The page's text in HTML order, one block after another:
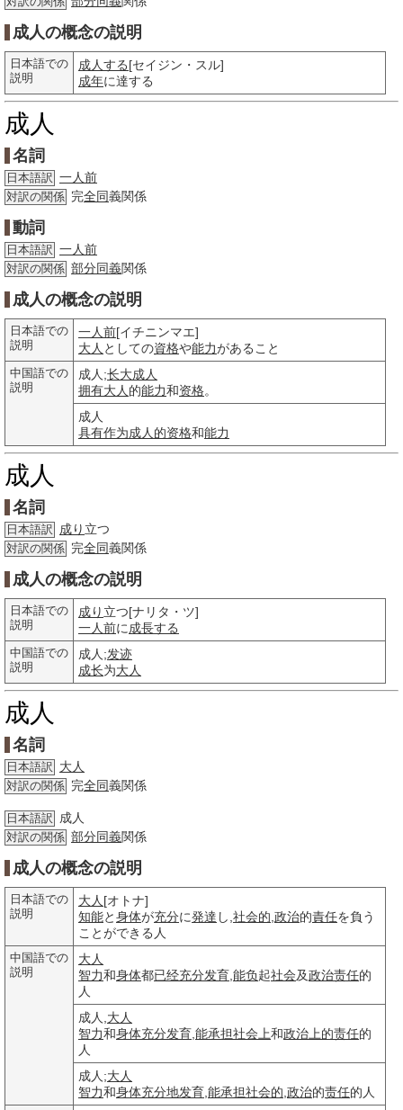
成人の概念の説明
日本語での
説明
成人する[セイジン・スル]
成年に達する
成人
名詞
日本語訳 一人前
対訳の関係 完全同義関係
動詞
日本語訳 一人前
対訳の関係 部分同義関係
成人の概念の説明
日本語での
説明
一人前[イチニンマエ]
大人 としての資格や能力があること
中国語での
説明
成人;长大成人
拥有大人 的能力和资格。
成人
具有作为成人的资格和能力
成人
名詞
日本語訳 成り 立つ
対訳の関係 完全同義関係
成人の概念の説明
日本語での
説明
成り 立つ[ナリタ・ツ]
一人前に成長する
中国語での
説明
成人;发迹
成长为大人
成人
名詞
日本語訳 大人
対訳の関係 完全同義関係
日本語訳 成人
対訳の関係 部分同義関係
成人の概念の説明
日本語での
説明
大人 [オトナ]
知能と身体が充分に発達 し, 社会的 政治的責任を負う
ことができる人
中国語での
説明
大人
智力和身体都已经充分发育 能负起社会及政治责任的
人
成人, 大人
智力和身体充分发育 能承担社会上和政治 上的责任的
人
成人;大人
智力和身体充分地发育 能承担社会的 政治的责任的人